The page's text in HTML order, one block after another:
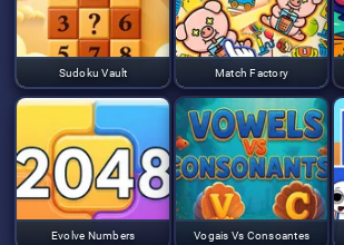
Sudoku Vault Match Factory
Evolve Numbers Vogais Vs Consoantes